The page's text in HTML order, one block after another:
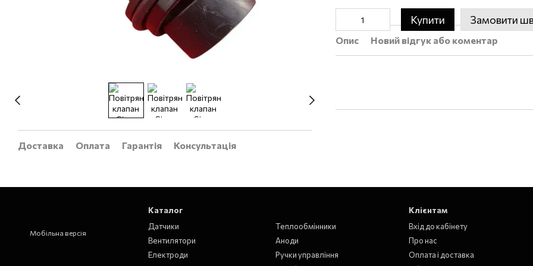
Доставка Оплата Гарантія Консультація
Купити Замовити
Опис Новий відгук або коментар
Мобільна версія
Каталог
Датчики
Вентилятори
Електроди
Теплообмінники
Аноди
Ручки управління
Клієнтам
Вхід до кабінету
Про нас
Оплата і доставка